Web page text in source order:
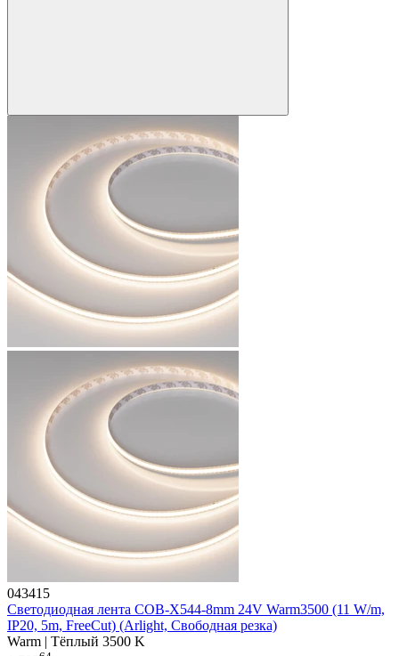
043415
Светодиодная лента COB-X544-8mm 24V Warm3500 (11 W/m,
IP20, 5m, FreeCut) (Arlight, Свободная резка)
Warm | Тёплый 3500 K